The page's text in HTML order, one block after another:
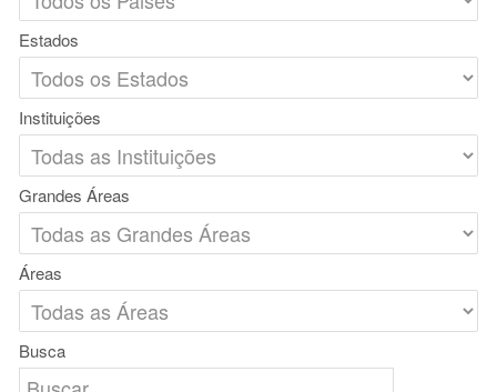
Estados
Instituições
Grandes Áreas
Áreas
Busca